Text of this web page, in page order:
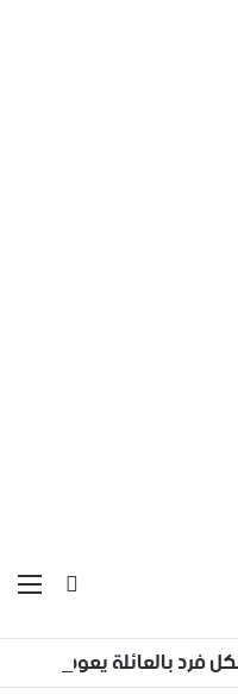
بحث عن
مفوضية اللاجئين: 100 دولار لكل فرد بالعائلة يعود طوعا من لبنان إلى سوريا مع تأمين نقله